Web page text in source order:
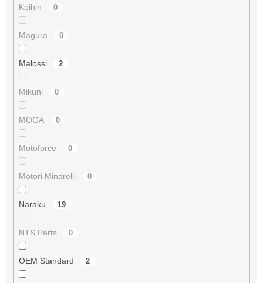
Keihin 0
Magura 0
Malossi 2
Mikuni 0
MOGA 0
Motoforce 0
Motori Minarelli 0
Naraku 19
NTS Parts 0
OEM Standard 2